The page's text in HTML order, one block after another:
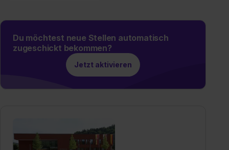
Du möchtest neue Stellen automatisch
zugeschickt bekommen?
Jetzt aktivieren